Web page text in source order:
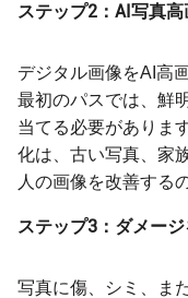
ステップ2：AI写真
デジタル画像をAI高
最初のパスでは、鮮
当てる必要がありま
化は、古い写真、家
人の画像を改善する
ステップ3：ダメー
写真に傷、シミ、ま